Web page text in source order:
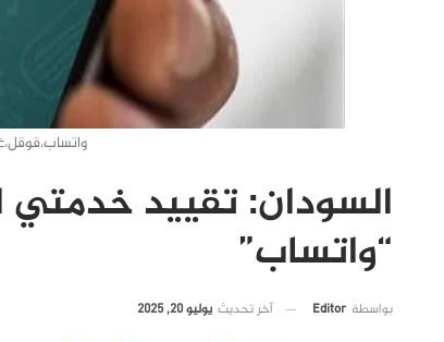
السودان: تقييد خدمتي
“واتساب”
بواسطة Editor آخر تحديث يوليو 20, 2025